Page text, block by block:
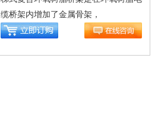
缆桥架内增加了金属骨架，